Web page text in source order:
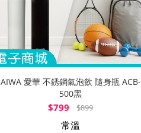
AIWA 愛華 不銹鋼氣泡飲 隨身瓶 ACB-
500黑
$799 $899
常溫